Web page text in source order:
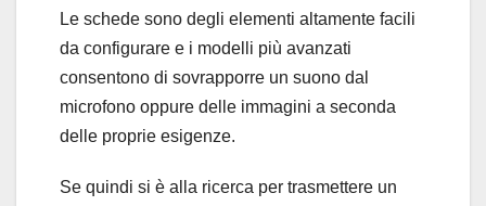
Le schede sono degli elementi altamente facili
da configurare e i modelli più avanzati
consentono di sovrapporre un suono dal
microfono oppure delle immagini a seconda
delle proprie esigenze.
Se quindi si è alla ricerca per trasmettere un